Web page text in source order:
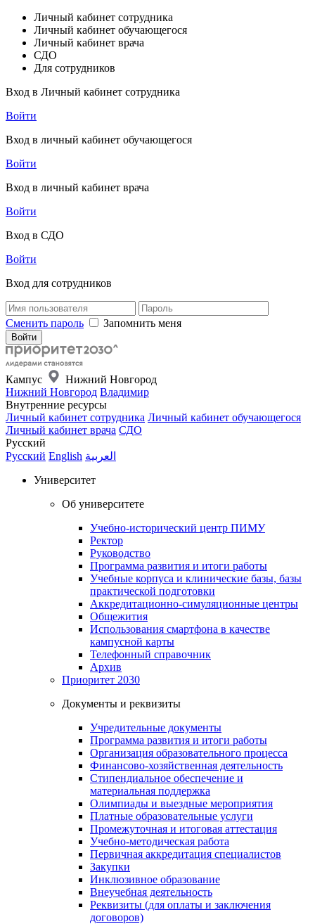
Личный кабинет сотрудника
Личный кабинет обучающегося
Личный кабинет врача
СДО
Для сотрудников
Вход в Личный кабинет сотрудника
Войти
Вход в личный кабинет обучающегося
Войти
Вход в личный кабинет врача
Войти
Вход в СДО
Войти
Вход для сотрудников
Сменить пароль Запомнить меня
Кампус
Нижний Новгород
Нижний Новгород Владимир
Внутренние ресурсы
Личный кабинет сотрудника Личный кабинет обучающегося
Личный кабинет врача СДО
Русский
Русский English العربية
Университет
Об университете
Учебно-исторический центр ПИМУ
Ректор
Руководство
Программа развития и итоги работы
Учебные корпуса и клинические базы, базы
практической подготовки
Аккредитационно-симуляционные центры
Общежития
Использования смартфона в качестве
кампусной карты
Телефонный справочник
Архив
Приоритет 2030
Документы и реквизиты
Учредительные документы
Программа развития и итоги работы
Организация образовательного процесса
Финансово-хозяйственная деятельность
Стипендиальное обеспечение и
материальная поддержка
Олимпиады и выездные мероприятия
Платные образовательные услуги
Промежуточная и итоговая аттестация
Учебно-методическая работа
Первичная аккредитация специалистов
Закупки
Инклюзивное образование
Внеучебная деятельность
Реквизиты (для оплаты и заключения
договоров)